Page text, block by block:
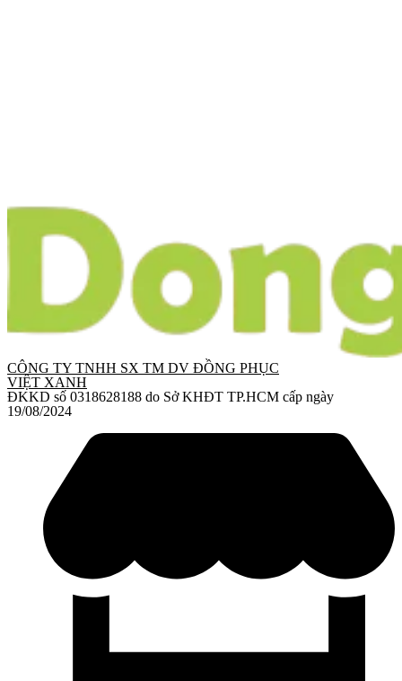
CÔNG TY TNHH SX TM DV ĐỒNG PHỤC
VIỆT XANH
ĐKKD số 0318628188 do Sở KHĐT TP.HCM cấp ngày
19/08/2024